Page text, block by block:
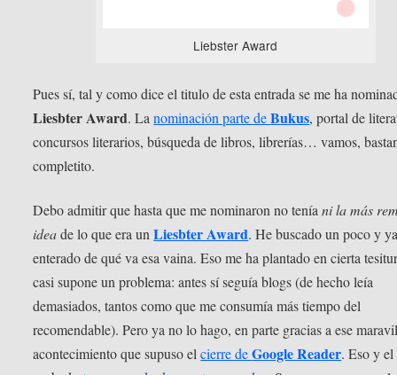
Liebster Award
Pues sí, tal y como dice el titulo de esta entrada se me ha
Liesbter Award. Lanominación parte deBukus, portal de
concursos literarios, búsqueda de libros, librerías… vamos,
completito.
Debo admitir que hasta que me nominaron no teníani la más
ideade lo que era unLiesbter Award. He buscado un poco y
enterado de qué va esa vaina. Eso me ha plantado en cierta
casi supone un problema: antes sí seguía blogs (de hecho leía
demasiados, tantos como que me consumía más tiempo del
recomendable). Pero ya no lo hago, en parte gracias a ese
acontecimiento que supuso elcierre deGoogle Reader. Eso y el